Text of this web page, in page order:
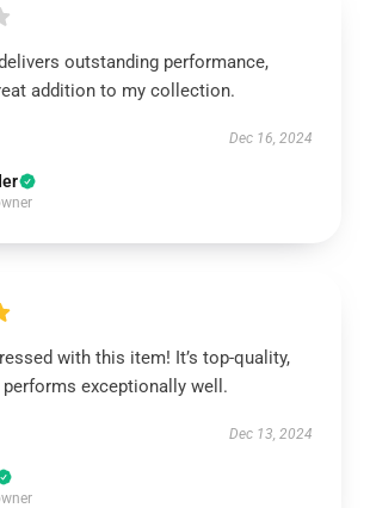
outstanding performance,
addition to my collection.
Dec 16, 2024
with this item! It’s top-quality,
exceptionally well.
Dec 13, 2024